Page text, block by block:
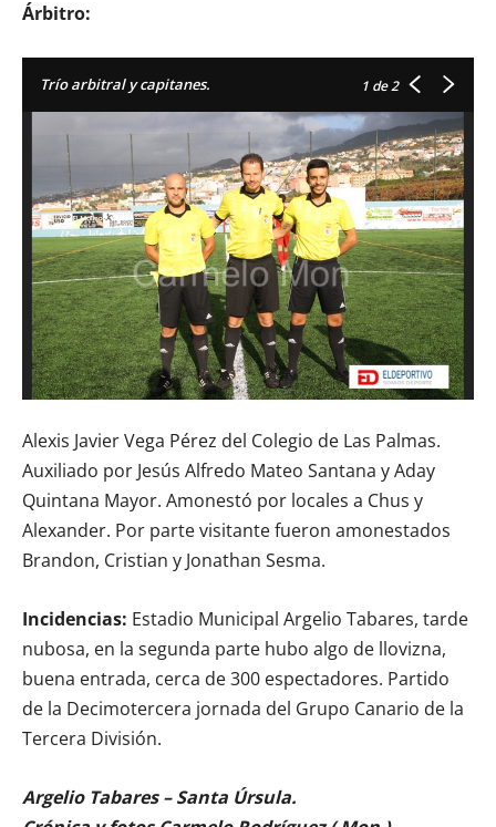
Árbitro:
Trío arbitral y capitanes. 1 de 2
Alexis Javier Vega Pérez del Colegio de Las Palmas.
Auxiliado por Jesús Alfredo Mateo Santana y Aday
Quintana Mayor. Amonestó por locales a Chus y
Alexander. Por parte visitante fueron amonestados
Brandon, Cristian y Jonathan Sesma.
Incidencias: Estadio Municipal Argelio Tabares, tarde
nubosa, en la segunda parte hubo algo de llovizna,
buena entrada, cerca de 300 espectadores. Partido
de la Decimotercera jornada del Grupo Canario de la
Tercera División.
Argelio Tabares – Santa Úrsula.